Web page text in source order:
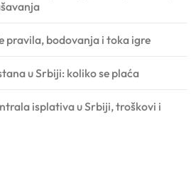
pravila, bodovanja i toka igre
u Srbiji: koliko se plaća
isplativa u Srbiji, troškovi i